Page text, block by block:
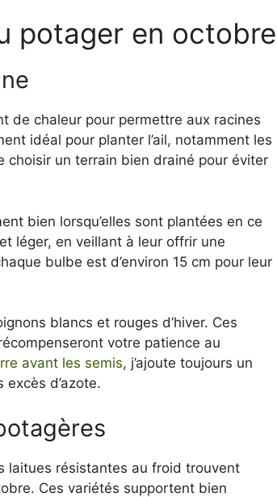
potager en octobre
de chaleur pour permettre aux racines
idéal pour planter l’ail, notamment les
un terrain bien drainé pour éviter
bien lorsqu’elles sont plantées en ce
léger, en veillant à leur offrir une
bulbe est d’environ 15 cm pour leur
blancs et rouges d’hiver. Ces
votre patience au
avant les semis, j’ajoute toujours un
d’azote.
laitues résistantes au froid trouvent
Ces variétés supportent bien